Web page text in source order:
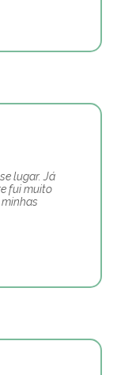
lugar. Já
fui muito